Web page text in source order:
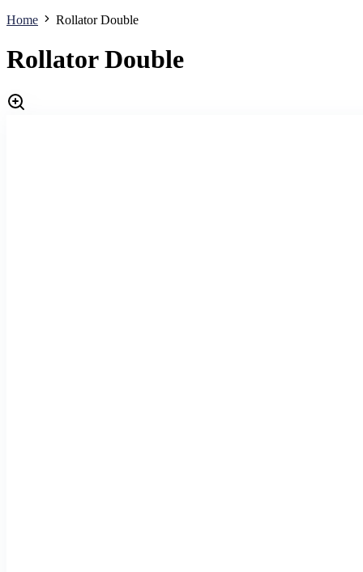
Home
Rollator Double
Rollator Double